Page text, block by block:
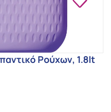
Ρούχων, 1.8lt